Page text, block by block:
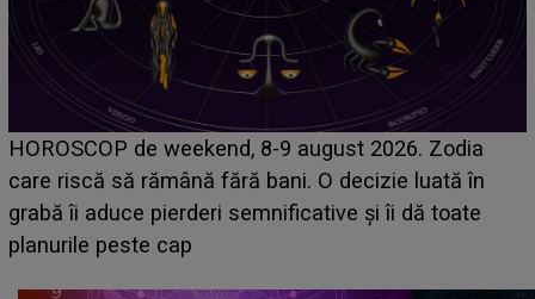
Emanuel a ținut ACEST DETALIU ASCUNS până
acum! În fața Alexandrei, concurentul din Casa Iubirii
face o MĂRTURISIRE NEAȘTEPTATĂ despre mama
sa: "I-am spus și ei în față, eu nu te iubesc pentru